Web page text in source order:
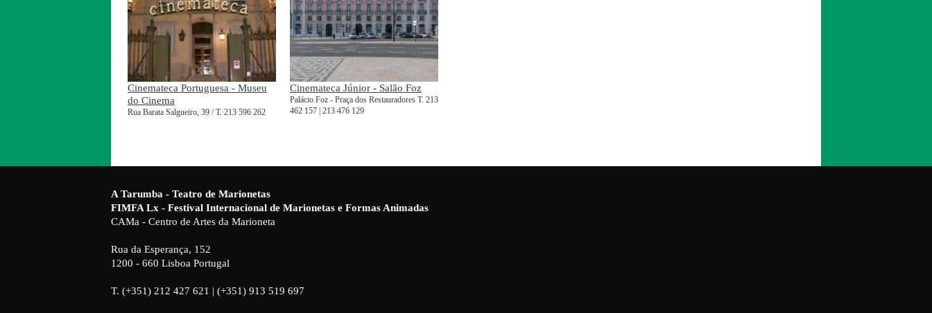
Cinemateca Portuguesa - Museu
do Cinema
Rua Barata Salgueiro, 39 / T. 213 596 262
Cinemateca Júnior - Salão Foz
Palácio Foz - Praça dos Restauradores T. 213
462 157 | 213 476 129
A Tarumba - Teatro de Marionetas
FIMFA Lx - Festival Internacional de Marionetas e Formas Animadas
CAMa - Centro de Artes da Marioneta
Rua da Esperança, 152
1200 - 660 Lisboa Portugal
T. (+351) 212 427 621 | (+351) 913 519 697